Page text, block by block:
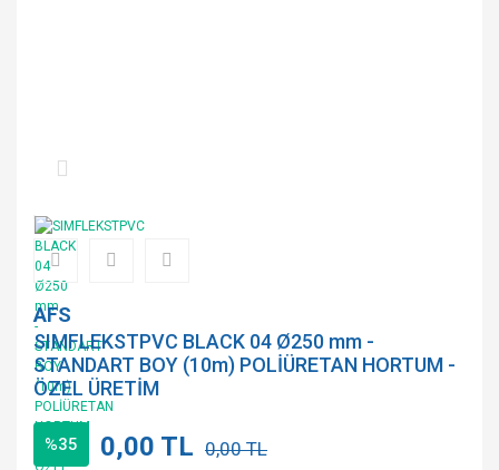
AFS
SIMFLEKSTPVC BLACK 04 Ø250 mm -
STANDART BOY (10m) POLİÜRETAN HORTUM -
ÖZEL ÜRETİM
%35 0,00 TL 0,00 TL